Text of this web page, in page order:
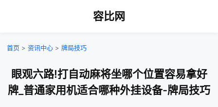
容比网
首页 > 资讯中心 > 牌局技巧
眼观六路!打自动麻将坐哪个位置容易拿好
牌_普通家用机适合哪种外挂设备-牌局技巧